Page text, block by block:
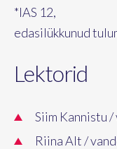
*IAS 12,
edasilükkunud
Lektorid
Siim Kannistu
Riina Alt /